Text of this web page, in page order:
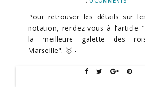
Pour retrouver les détails sur
notation, rendez-vous à l'article
la meilleure galette des
Marseille". 🥇 -